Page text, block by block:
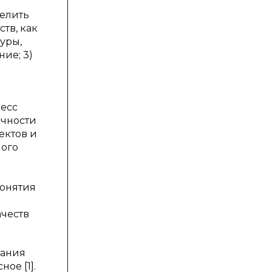
как
3)
и
[1].